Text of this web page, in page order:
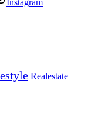
Realestate